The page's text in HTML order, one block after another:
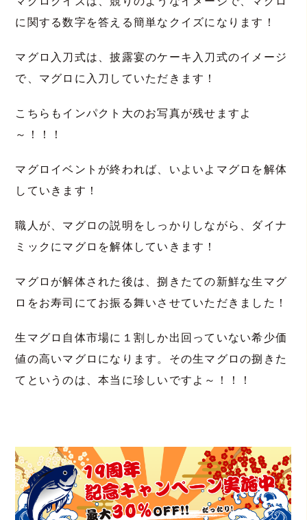
に関する数字を答える簡単なクイズになります！
マグロ入刀式は、披露宴のケーキ入刀式のイメージ
で、マグロに入刀していただきます！
こちらもインパクト大のお写真が残せますよ
～！！！
マグロイベントが終われば、いよいよマグロを解体
していきます！
職人が、マグロの説明をしっかりしながら、ダイナ
ミックにマグロを解体していきます！
マグロが解体された後は、捌きたての新鮮な生マグ
ロをお寿司にてお振る舞いさせていただきました！
生マグロ自体市場に１割しか出回っていない希少価
値の高いマグロになります。その生マグロの捌きた
てというのは、本当に珍しいですよ～！！！